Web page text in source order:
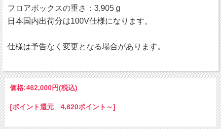
フロアボックスの重さ：3,905 g
日本国内出荷分は100V仕様になります。
仕様は予告なく変更となる場合があります。
価格:462,000円(税込)
[ポイント還元 4,620ポイント～]